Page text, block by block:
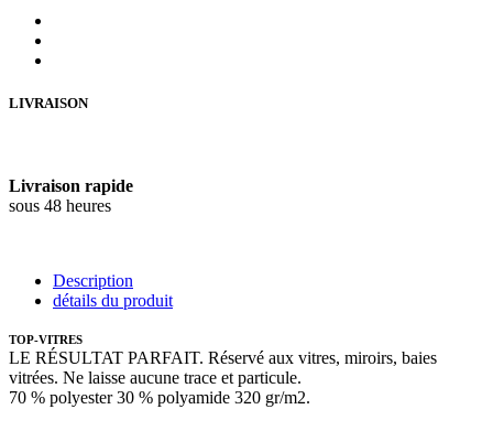
LIVRAISON
Livraison rapide
sous 48 heures
Description
détails du produit
TOP-VITRES
LE RÉSULTAT PARFAIT. Réservé aux vitres, miroirs, baies
vitrées. Ne laisse aucune trace et particule.
70 % polyester 30 % polyamide 320 gr/m2.